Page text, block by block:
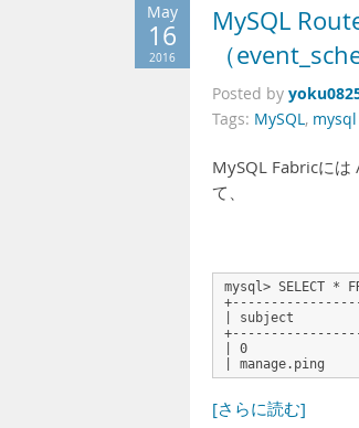
May
16
2016
MySQL
（
Posted by
Tags: MySQL,
MySQL Fabricに
て、
mysql> SELECT *
| subject
| 0
| manage.ping
[さらに読む]